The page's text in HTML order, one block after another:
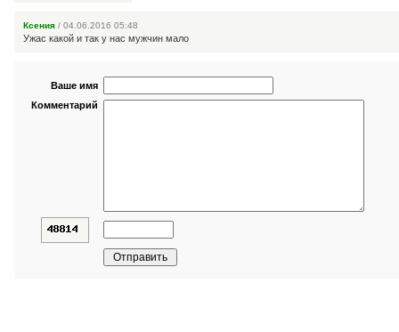
Ксения/ 04.06.2016 05:48
Ужас какой и так у нас мужчин мало
Ваше имя
Комментарий